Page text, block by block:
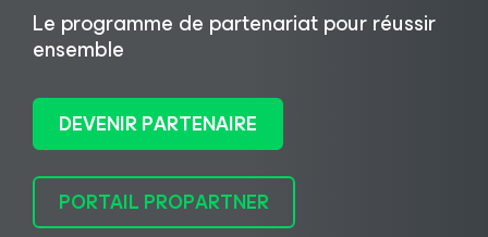
Le programme de partenariat pour réussir
ensemble
DEVENIR PARTENAIRE
PORTAIL PROPARTNER